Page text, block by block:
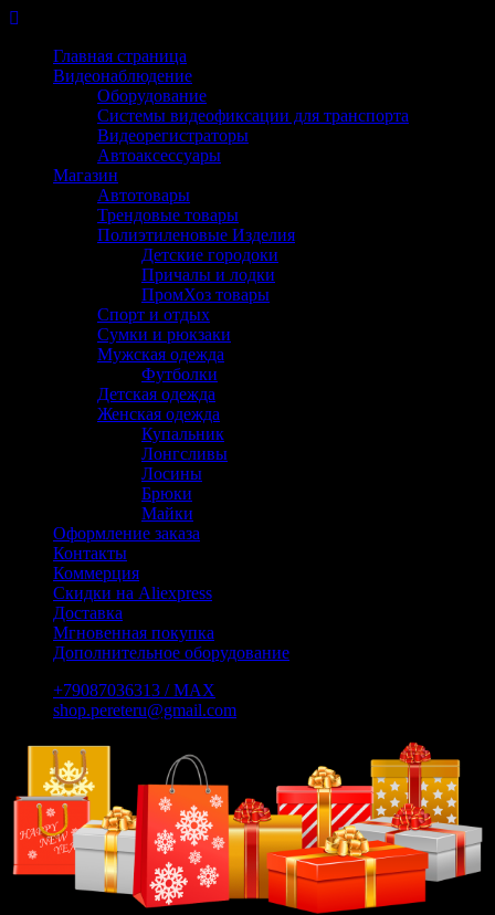
Перейти
содержимому
Главная страница
Видеонаблюдение
Оборудование
Системы видеофиксации для транспорта
Видеорегистраторы
Автоаксессуары
Магазин
Автотовары
Трендовые товары
Полиэтиленовые Изделия
Детские городоки
Причалы и лодки
ПромХоз товары
Спорт и отдых
Сумки и рюкзаки
Мужская одежда
Футболки
Детская одежда
Женская одежда
Купальник
Лонгсливы
Лосины
Брюки
Майки
Оформление заказа
Контакты
Коммерция
Скидки на Aliexpress
Доставка
Мгновенная покупка
Дополнительное оборудование
+79087036313 / МАХ
shop.pereteru@gmail.com